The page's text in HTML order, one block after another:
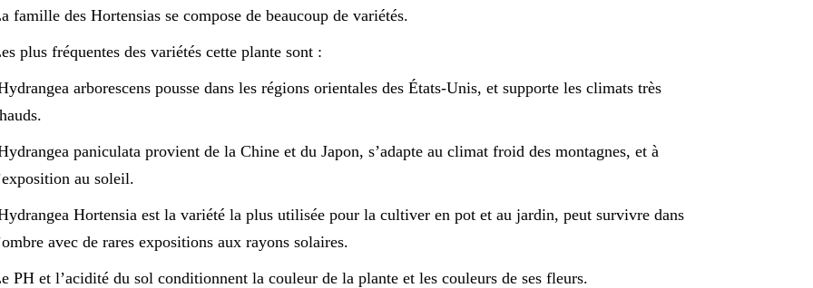
famille des Hortensias se compose de beaucoup de variétés.
plus fréquentes des variétés cette plante sont :
arborescens pousse dans les régions orientales des États-Unis, et supporte les climats très
paniculata provient de la Chine et du Japon, s’adapte au climat froid des montagnes, et à
au soleil.
Hortensia est la variété la plus utilisée pour la cultiver en pot et au jardin, peut survivre dans
avec de rares expositions aux rayons solaires.
PH et l’acidité du sol conditionnent la couleur de la plante et les couleurs de ses fleurs.